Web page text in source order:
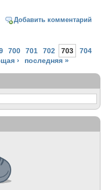
Добавить комментарий
700 701 702 703
704
› последняя »